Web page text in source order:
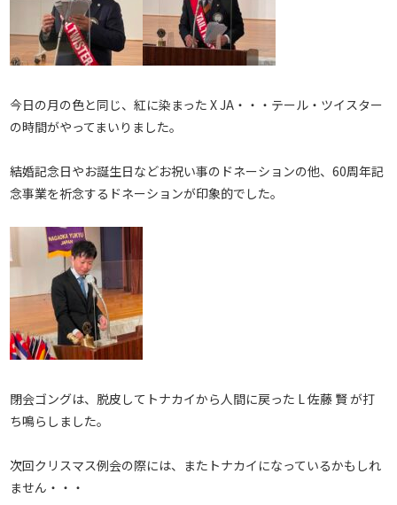
今日の月の色と同じ、紅に染まった X JA・・・テール・ツイスター
の時間がやってまいりました。
結婚記念日やお誕生日などお祝い事のドネーションの他、60周年記
念事業を祈念するドネーションが印象的でした。
閉会ゴングは、脱皮してトナカイから人間に戻った L 佐藤 賢 が打
ち鳴らしました。
次回クリスマス例会の際には、またトナカイになっているかもしれ
ません・・・